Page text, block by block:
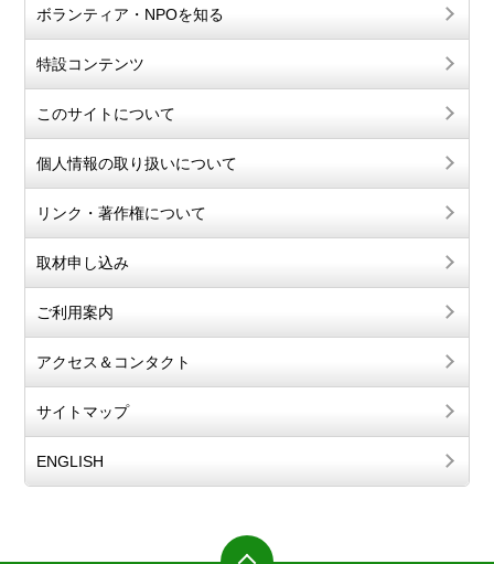
ボランティア・NPOを知る
特設コンテンツ
このサイトについて
個人情報の取り扱いについて
リンク・著作権について
取材申し込み
ご利用案内
アクセス＆コンタクト
サイトマップ
ENGLISH